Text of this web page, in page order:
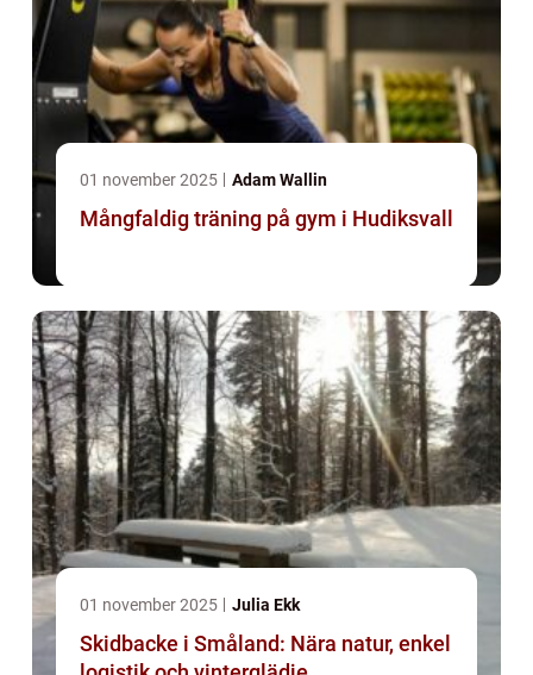
01 november 2025 Adam Wallin
Mångfaldig träning på gym i Hudiksvall
01 november 2025 Julia Ekk
Skidbacke i Småland: Nära natur, enkel